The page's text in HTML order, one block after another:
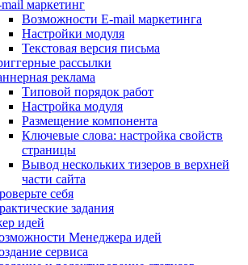
маркетинг
Возможности E-mail маркетинга
Настройки модуля
Текстовая версия письма
рассылки
реклама
Типовой порядок работ
Настройка модуля
Размещение компонента
Ключевые слова: настройка свойств
страницы
Вывод нескольких тизеров в верхней
части сайта
себя
задания
идей
Менеджера идей
сервиса